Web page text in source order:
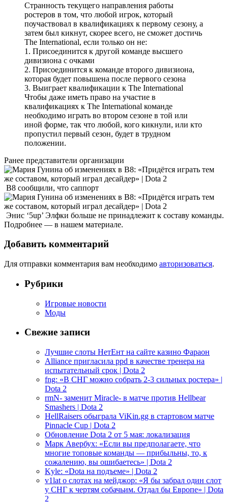
Странность текущего направления работы
ростеров в том, что любой игрок, который
поучаствовал в квалификациях к первому сезону, а
затем был кикнут, скорее всего, не сможет достичь
The International, если только он не:
1. Присоединится к другой команде высшего
дивизиона с очками
2. Присоединится к команде второго дивизиона,
которая будет повышена после первого сезона
3. Выиграет квалификации к The International
Чтобы даже иметь право на участие в
квалификациях к The International команде
необходимо играть во втором сезоне в той или
иной форме, так что любой, кого кикнули, или кто
пропустил первый сезон, будет в трудном
положении.
Ранее представители организации
B8 сообщили, что саппорт
Энис ‘5up’ Элфки больше не принадлежит к составу команды.
Подробнее — в нашем материале.
Добавить комментарий
Для отправки комментария вам необходимо авторизоваться.
Рубрики
Игровые новости
Моды
Свежие записи
Лучшие слоты НетЕнт на сайте казино Фараон
Alliance пригласила ppd в качестве тренера на
испытательный срок | Dota 2
fng: «В СНГ можно собрать 2-3 сильных ростера» |
Dota 2
rmN- заменит Miracle- в матче против Hellbear
Smashers | Dota 2
HellRaisers обыграла ViKin.gg в стартовом матче
Pinnacle Cup | Dota 2
Обновление Dota 2 от 5 мая: локализация
Марк Авербух: «Если вы предполагаете, что
многие топовые команды — прибыльны, то, к
сожалению, вы ошибаетесь» | Dota 2
Kyle: «Dota на подъеме» | Dota 2
v1lat о слотах на мейджор: «Я бы забрал один слот
у СНГ к чертям собачьим. Отдал бы Европе» | Dota
2